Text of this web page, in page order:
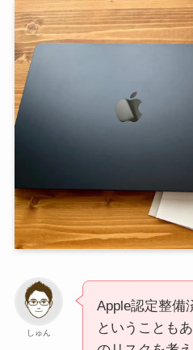
しゅん
Apple認定整備
ということも